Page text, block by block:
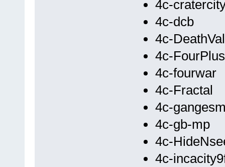
4c-
4c-dcb
4c-
4c-FourPlus
4c-fourwar
4c-Fractal
4c-
4c-gb-mp
4c-
4c-